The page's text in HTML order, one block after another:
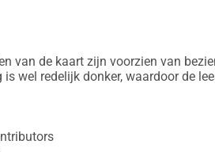
van de kaart zijn voorzien van
wel redelijk donker, waardoor de